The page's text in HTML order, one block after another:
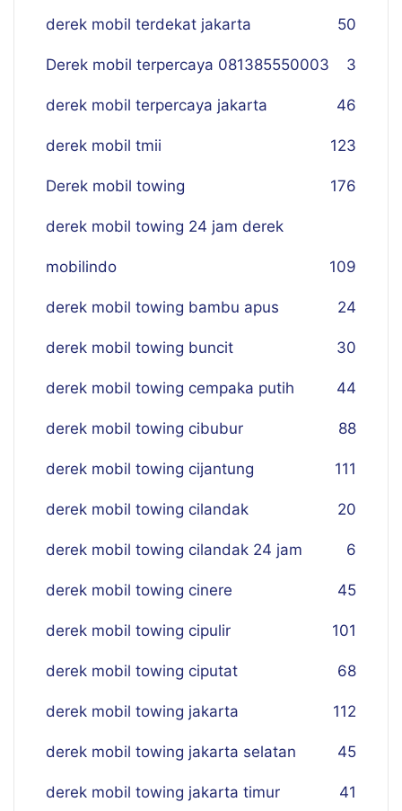
derek mobil terdekat jakarta 50
Derek mobil terpercaya 081385550003 3
derek mobil terpercaya jakarta 46
derek mobil tmii 123
Derek mobil towing 176
derek mobil towing 24 jam derek
mobilindo 109
derek mobil towing bambu apus 24
derek mobil towing buncit 30
derek mobil towing cempaka putih 44
derek mobil towing cibubur 88
derek mobil towing cijantung 111
derek mobil towing cilandak 20
derek mobil towing cilandak 24 jam 6
derek mobil towing cinere 45
derek mobil towing cipulir 101
derek mobil towing ciputat 68
derek mobil towing jakarta 112
derek mobil towing jakarta selatan 45
derek mobil towing jakarta timur 41